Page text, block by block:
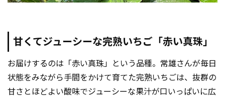
甘くてジューシーな完熟いちご「赤い真珠」
お届けするのは「赤い真珠」という品種。常雄さんが毎日
状態をみながら手間をかけて育てた完熟いちごは、抜群の
甘さとほどよい酸味でジューシーな果汁が口いっぱいに広